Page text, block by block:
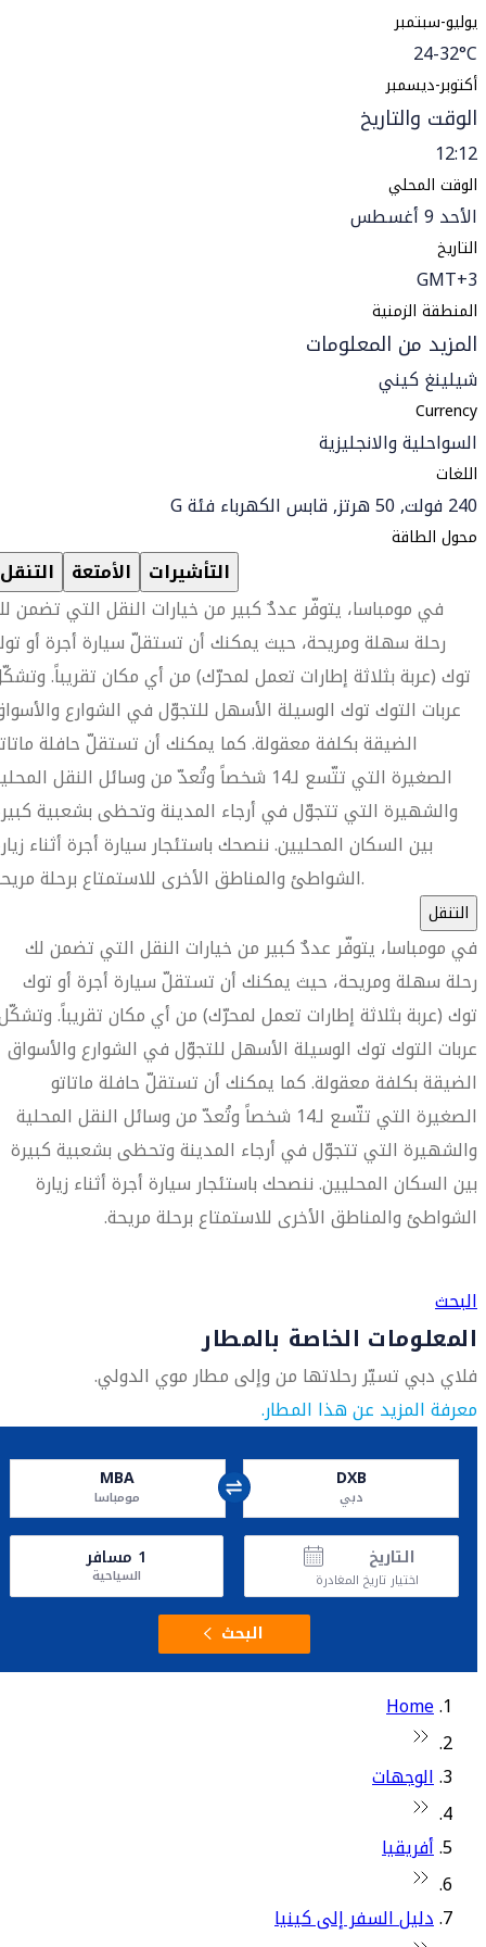
يوليو-سبتمبر
24-32°C
أكتوبر-ديسمبر
الوقت والتاريخ
12:12
الوقت المحلي
الأحد 9 أغسطس
التاريخ
GMT+3
المنطقة الزمنية
المزيد من المعلومات
شيلينغ كيني
Currency
السواحلية والانجليزية
اللغات
240 فولت, 50 هرتز, قابس الكهرباء فئة G
محول الطاقة
التنقل الأمتعة التأشيرات
في مومباسا، يتوفّر عددٌ كبير من خيارات النقل التي تضمن
رحلة سهلة ومريحة، حيث يمكنك أن تستقلّ سيارة أجرة أو
توك (عربة بثلاثة إطارات تعمل لمحرّك) من أي مكان تقريباً.
عربات التوك توك الوسيلة الأسهل للتجوّل في الشوارع
الضيقة بكلفة معقولة. كما يمكنك أن تستقلّ حافلة
الصغيرة التي تتّسع لـ14 شخصاً وتُعدّ من وسائل النقل
والشهيرة التي تتجوّل في أرجاء المدينة وتحظى بشعبية
بين السكان المحليين. ننصحك باستئجار سيارة أجرة أثناء
الشواطئ والمناطق الأخرى للاستمتاع برحلة مريحة.
التنقل
في مومباسا، يتوفّر عددٌ كبير من خيارات النقل التي تضمن لك
رحلة سهلة ومريحة، حيث يمكنك أن تستقلّ سيارة أجرة أو توك
توك (عربة بثلاثة إطارات تعمل لمحرّك) من أي مكان تقريباً.
عربات التوك توك الوسيلة الأسهل للتجوّل في الشوارع والأسواق
الضيقة بكلفة معقولة. كما يمكنك أن تستقلّ حافلة ماتاتو
الصغيرة التي تتّسع لـ14 شخصاً وتُعدّ من وسائل النقل المحلية
والشهيرة التي تتجوّل في أرجاء المدينة وتحظى بشعبية كبيرة
بين السكان المحليين. ننصحك باستئجار سيارة أجرة أثناء زيارة
الشواطئ والمناطق الأخرى للاستمتاع برحلة مريحة.
البحث
المعلومات الخاصة بالمطار
فلاي دبي تسيّر رحلاتها من وإلى مطار موي الدولي.
معرفة المزيد عن هذا المطار.
DXB
دبي
MBA
مومباسا
التاريخ
اختيار تاريخ المغادرة
1 مسافر
السياحية
البحث
Home
الوجهات
أفريقيا
دليل السفر إلى كينيا